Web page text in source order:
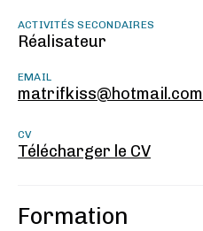
ACTIVITÉS SECONDAIRES
Réalisateur
EMAIL
matrifkiss@hotmail.com
CV
Télécharger le CV
Formation